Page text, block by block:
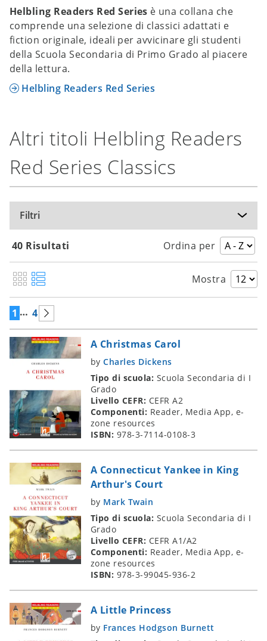
Helbling Readers Red Series è una collana che
comprende una selezione di classici adattati e
fiction originale, ideali per avvicinare gli studenti
della Scuola Secondaria di Primo Grado al piacere
della lettura.
Helbling Readers Red Series
Altri titoli Helbling Readers
Red Series Classics
Filtri
40 Risultati Ordina per
Mostra
1 … 4
A Christmas Carol
byCharles Dickens
Tipo di scuola: Scuola Secondaria di I
Grado
Livello CEFR: CEFR A2
Componenti: Reader, Media App, e-
zone resources
ISBN: 978-3-7114-0108-3
A Connecticut Yankee in King
Arthur's Court
by Mark Twain
Tipo di scuola: Scuola Secondaria di I
Grado
Livello CEFR: CEFR A1/A2
Componenti: Reader, Media App, e-
zone resources
ISBN: 978-3-99045-936-2
A Little Princess
by Frances Hodgson Burnett